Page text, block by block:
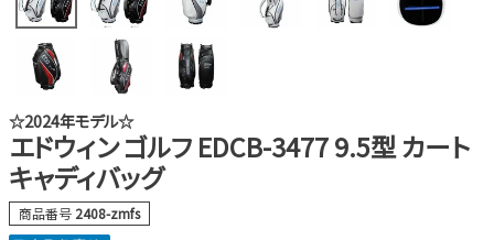
☆2024年モデル☆
エドウィン ゴルフ EDCB-3477 9.5型 カート
キャディバッグ
商品番号 2408-zmfs